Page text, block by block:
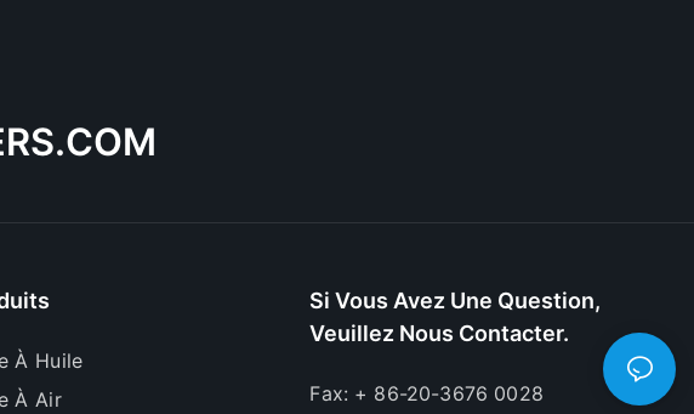
À Huile
À Air
Si Vous Avez Une Question,
Veuillez Nous Contacter.
Fax: + 86-20-3676 0028